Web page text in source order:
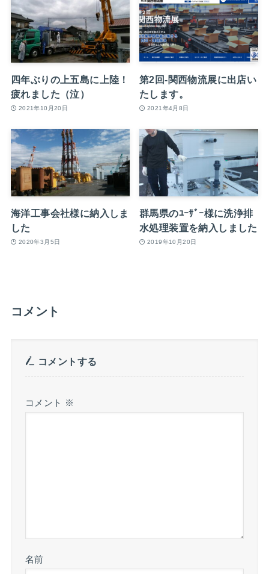
四年ぶりの上五島に上陸！
疲れました（泣）
2021年10月20日
第2回-関西物流展に出店い
たします。
2021年4月8日
海洋工事会社様に納入しま
した
2020年3月5日
群馬県のﾕｰｻﾞｰ様に洗浄排
水処理装置を納入しました
2019年10月20日
コメント
コメントする
コメント ※
名前